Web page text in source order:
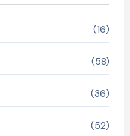
(16)
(58)
(36)
(52)